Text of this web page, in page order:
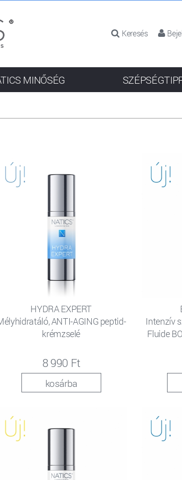
Keresés
HYDRA EXPERT
ANTI-AGING peptid-
krémzselé
8 990 Ft
kosárba
Intenzív
Fluide
MINŐSÉG